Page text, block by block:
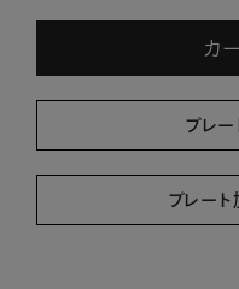
カ
プレ
プレー